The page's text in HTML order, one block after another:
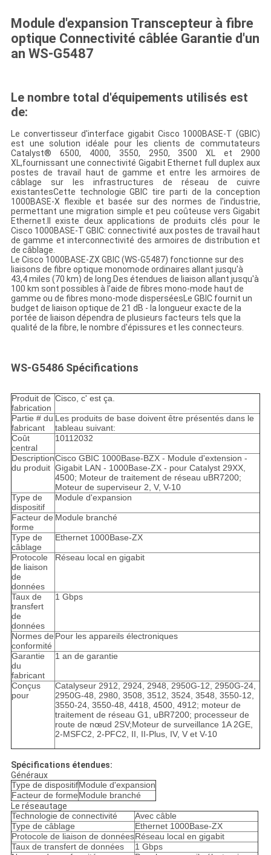
Module d'expansion Transcepteur à fibre
optique Connectivité câblée Garantie d'un
an WS-G5487
Le nombre total d'équipements utilisés est
de:
Le convertisseur d'interface gigabit Cisco 1000BASE-T (GBIC)
est une solution idéale pour les clients de commutateurs
Catalyst® 6500, 4000, 3550, 2950, 3500 XL et 2900
XL,fournissant une connectivité Gigabit Ethernet full duplex aux
postes de travail haut de gamme et entre les armoires de
câblage sur les infrastructures de réseau de cuivre
existantesCette technologie GBIC tire parti de la conception
1000BASE-X flexible et basée sur des normes de l'industrie,
permettant une migration simple et peu coûteuse vers Gigabit
Ethernet.Il existe deux applications de produits clés pour le
Cisco 1000BASE-T GBIC: connectivité aux postes de travail haut
de gamme et interconnectivité des armoires de distribution et
de câblage.
Le Cisco 1000BASE-ZX GBIC (WS-G5487) fonctionne sur des
liaisons de fibre optique monomode ordinaires allant jusqu'à
43,4 miles (70 km) de long.Des étendues de liaison allant jusqu'à
100 km sont possibles à l'aide de fibres mono-mode haut de
gamme ou de fibres mono-mode disperséesLe GBIC fournit un
budget de liaison optique de 21 dB - la longueur exacte de la
portée de liaison dépendra de plusieurs facteurs tels que la
qualité de la fibre, le nombre d'épissures et les connecteurs.
WS-G5486 Spécifications
Produit de
fabrication
Cisco, c' est ça.
Partie # du
fabricant
Les produits de base doivent être présentés dans le
tableau suivant:
Coût
central
10112032
Description
du produit
Cisco GBIC 1000Base-BZX - Module d'extension -
Gigabit LAN - 1000Base-ZX - pour Catalyst 29XX,
4500; Moteur de traitement de réseau uBR7200;
Moteur de superviseur 2, V, V-10
Type de
dispositif
Module d'expansion
Facteur de
forme
Module branché
Type de
câblage
Ethernet 1000Base-ZX
Protocole
de liaison
de
données
Réseau local en gigabit
Taux de
transfert
de
données
1 Gbps
Normes de
conformité
Pour les appareils électroniques
Garantie
du
fabricant
1 an de garantie
Conçus
pour
Catalyseur 2912, 2924, 2948, 2950G-12, 2950G-24,
2950G-48, 2980, 3508, 3512, 3524, 3548, 3550-12,
3550-24, 3550-48, 4418, 4500, 4912; moteur de
traitement de réseau G1, uBR7200; processeur de
route de nœud 2SV;Moteur de surveillance 1A 2GE,
2-MSFC2, 2-PFC2, II, II-Plus, IV, V et V-10
Spécifications étendues:
Généraux
Type de dispositifModule d'expansion
Facteur de formeModule branché
Le réseautage
Technologie de connectivité
Avec câble
Type de câblage
Ethernet 1000Base-ZX
Protocole de liaison de donnéesRéseau local en gigabit
Taux de transfert de données
1 Gbps